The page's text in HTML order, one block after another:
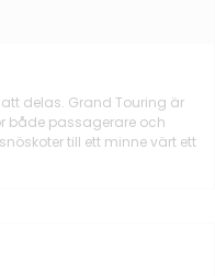
delas. Grand Touring är
både passagerare och
till ett minne värt ett